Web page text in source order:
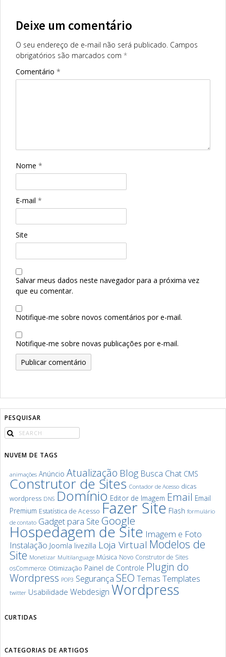
Deixe um comentário
O seu endereço de e-mail não será publicado. Campos
obrigatórios são marcados com *
Comentário *
Nome *
E-mail *
Site
Salvar meus dados neste navegador para a próxima vez
que eu comentar.
Notifique-me sobre novos comentários por e-mail.
Notifique-me sobre novas publicações por e-mail.
PESQUISAR
NUVEM DE TAGS
animações Anúncio Atualização Blog Busca Chat CMS
Construtor de Sites Contador de Acesso dicas
wordpress DNS Domínio Editor de Imagem Email Email
Premium Estatística de Acesso Fazer Site Flash formulário
de contato Gadget para Site Google
Hospedagem de Site Imagem e Foto
Instalação Joomla livezilla Loja Virtual Modelos de
Site Monetizar Multilanguage Música Novo Construtor de Sites
osCommerce Otimização Painel de Controle Plugin do
Wordpress POP3 Segurança SEO Temas Templates
twitter Usabilidade Webdesign Wordpress
CURTIDAS
CATEGORIAS DE ARTIGOS